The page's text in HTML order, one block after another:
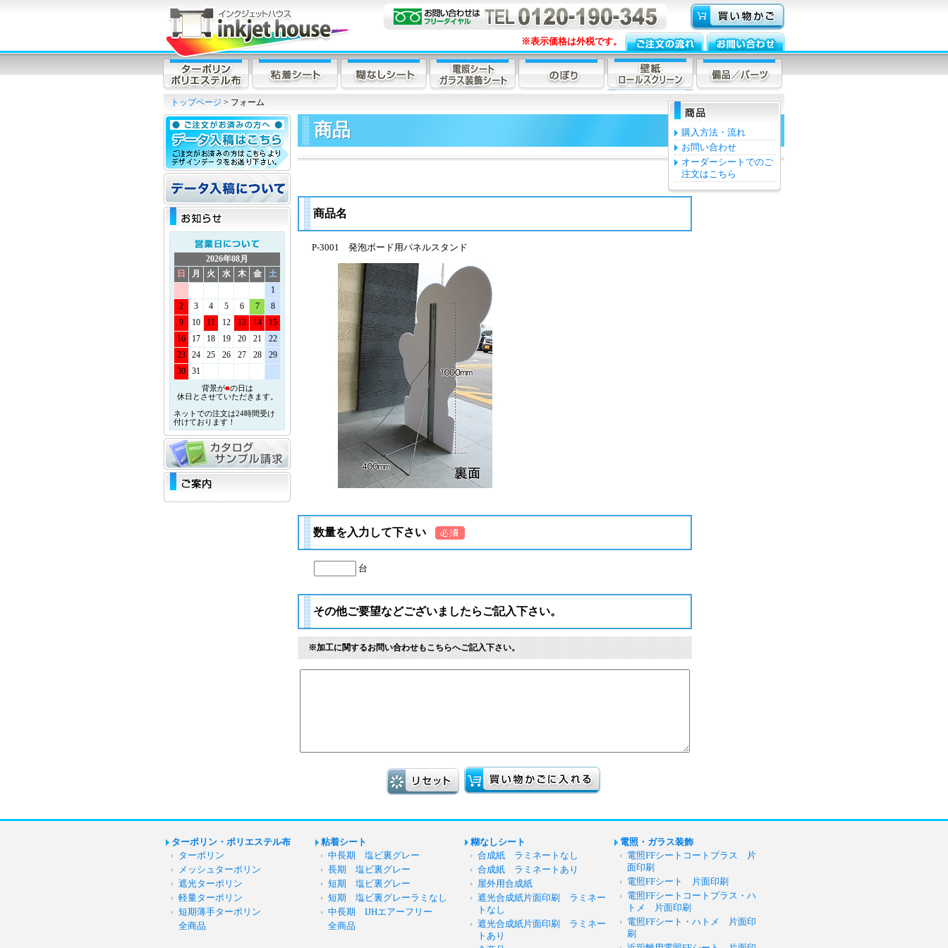
※表示価格は外税です。
トップページ > フォーム
2026年08月
日
月 火 水 木 金
土
1
2
3 4 5 6 7
8
9
10 11 12 13 14
15
16
17 18 19 20 21
22
23
24 25 26 27 28
29
30
31
背景が■の日は
休日とさせていただきます。
ネットでの注文は24時間受け
付けております！
商品
購入方法・流れ
お問い合わせ
オーダーシートでのご
注文はこちら
商品名
P-3001 発泡ボード用パネルスタンド
数量を入力して下さい
台
その他ご要望などございましたらご記入下さい。
※加工に関するお問い合わせもこちらへご記入下さい。
ターポリン・ポリエステル布
ターポリン
メッシュターポリン
遮光ターポリン
軽量ターポリン
短期薄手ターポリン
全商品
粘着シート
中長期 塩ビ裏グレー
長期 塩ビ裏グレー
短期 塩ビ裏グレー
短期 塩ビ裏グレーラミなし
中長期 IJHエアーフリー
全商品
糊なしシート
合成紙 ラミネートなし
合成紙 ラミネートあり
屋外用合成紙
遮光合成紙片面印刷 ラミネー
トなし
遮光合成紙片面印刷 ラミネー
トあり
電照・ガラス装飾
電照FFシートコートプラス 片
面印刷
電照FFシート 片面印刷
電照FFシートコートプラス・ハ
トメ 片面印刷
電照FFシート・ハトメ 片面印
刷